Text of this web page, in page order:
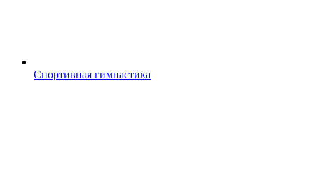
Спортивная гимнастика